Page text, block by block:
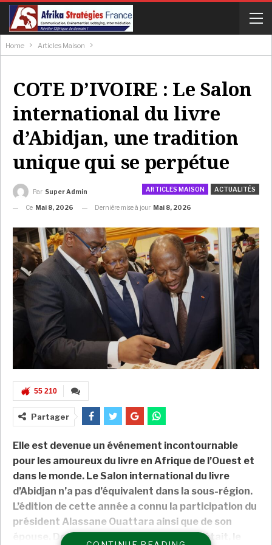
Home Articles Maison
COTE D’IVOIRE : Le Salon
international du livre
d’Abidjan, une tradition
unique qui se perpétue
ARTICLES MAISON ACTUALITÉS
Par Super Admin
Ce Mai 8, 2026 Dernière mise à jour Mai 8, 2026
55 210
Partager
Elle est devenue un événement incontournable
pour les amoureux du livre en Afrique de l’Ouest et
dans le monde. Le Salon international du livre
d’Abidjan n’a pas d’équivalent dans la sous-région.
L’édition de cette année a connu la participation du
président Alassane Ouattara ainsi que de son
épouse, Dominique. Amadou Coulibaly y était, le